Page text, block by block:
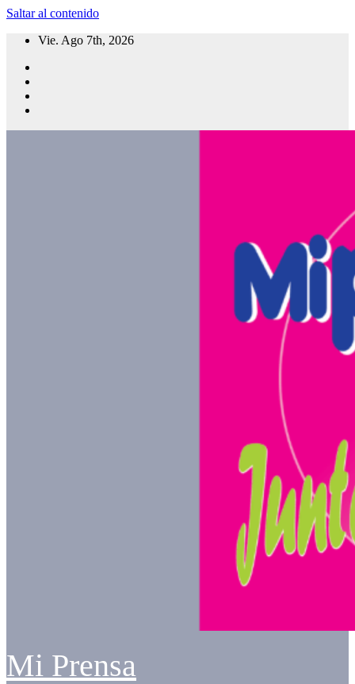
Saltar al contenido
Vie. Ago 7th, 2026
Mi Prensa